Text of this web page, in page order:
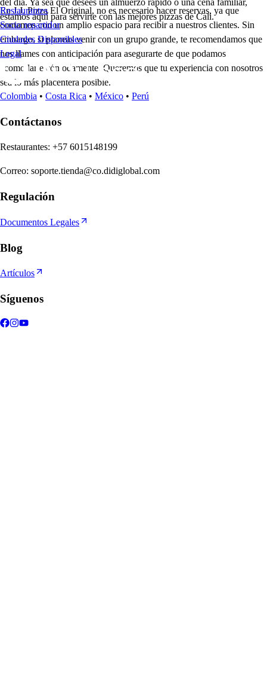
del día. Ya sea que desees un almuerzo rápido o una cena familiar,
estamos aquí para servirte con las mejores pizzas de Cali.
En J.J. Pizza El Original, no es necesario hacer reservas, ya que
contamos con un amplio espacio para recibir a nuestros clientes. Sin
embargo, si planeas venir con un grupo grande, te recomendamos que
nos llames con anticipación para asegurarte de que podamos
acomodarte cómodamente. Queremos que tu experiencia con nosotros
sea lo más placentera posible.
Restaurantes
Socio repartidor
Ciudades Disponibles
Legal
Colombia • Costa Rica • México • Perú
Contáctanos
Restaurantes: +57 6015148199
Correo: soporte.tienda@co.didiglobal.com
Regulación
Documentos Legales
Blog
Artículos
Síguenos